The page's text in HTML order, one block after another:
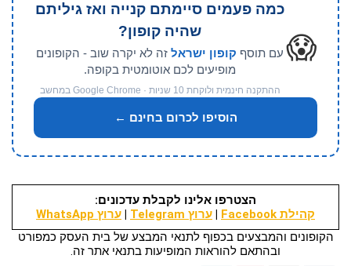
😱
כמה פעמים סיימתם קנייה ואז גיליתם
שהיה קופון?
עם תוסף קופון ישראל זה לא יקרה שוב - הקופונים
מופיעים לכם אוטומטית בקופה.
ההתקנה חינמית ולוקחת 10 שניות · Google Chrome במחשב
הוסיפו לכרום בחינם ←
הצטרפו אלינו לקבלת עדכונים:
קהילת Facebook
| ערוץ Telegram | ערוץ WhatsApp
הקופונים והמבצעים בכפוף לתנאי המבצע של בית העסק כמפורט
ובהתאם להוראות המופיעות בתנאי אתר זה.